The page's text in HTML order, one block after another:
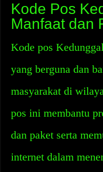
Kode Pos
Manfaat dan
Kode pos
yang berguna dan
masyarakat di
pos ini membantu
dan paket serta
internet dalam